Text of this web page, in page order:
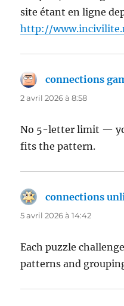
site étant en ligne
http://
connections
2 avril 2026 à 8:58
No 5-letter limit —
fits the pattern.
connections
5 avril 2026 à 14:42
Each puzzle
patterns and